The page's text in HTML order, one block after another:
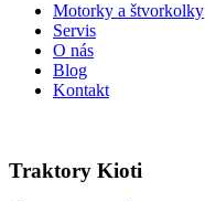
Motorky a štvorkolky
Servis
O nás
Blog
Kontakt
Traktory Kioti